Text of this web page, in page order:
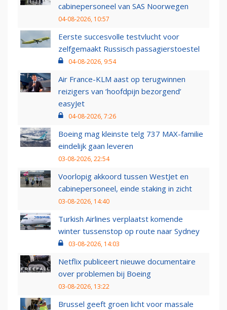
cabinepersoneel van SAS Noorwegen
04-08-2026, 10:57
Eerste succesvolle testvlucht voor
zelfgemaakt Russisch passagierstoestel
04-08-2026, 9:54
Air France-KLM aast op terugwinnen
reizigers van ‘hoofdpijn bezorgend’
easyJet
04-08-2026, 7:26
Boeing mag kleinste telg 737 MAX-familie
eindelijk gaan leveren
03-08-2026, 22:54
Voorlopig akkoord tussen WestJet en
cabinepersoneel, einde staking in zicht
03-08-2026, 14:40
Turkish Airlines verplaatst komende
winter tussenstop op route naar Sydney
03-08-2026, 14:03
Netflix publiceert nieuwe documentaire
over problemen bij Boeing
03-08-2026, 13:22
Brussel geeft groen licht voor massale